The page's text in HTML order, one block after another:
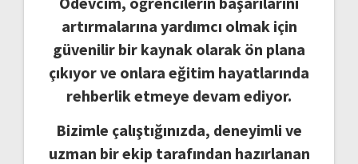
artırmalarına yardımcı olmak için
güvenilir bir kaynak olarak ön plana
çıkıyor ve onlara eğitim hayatlarında
rehberlik etmeye devam ediyor.
Bizimle çalıştığınızda, deneyimli ve
uzman bir ekip tarafından hazırlanan